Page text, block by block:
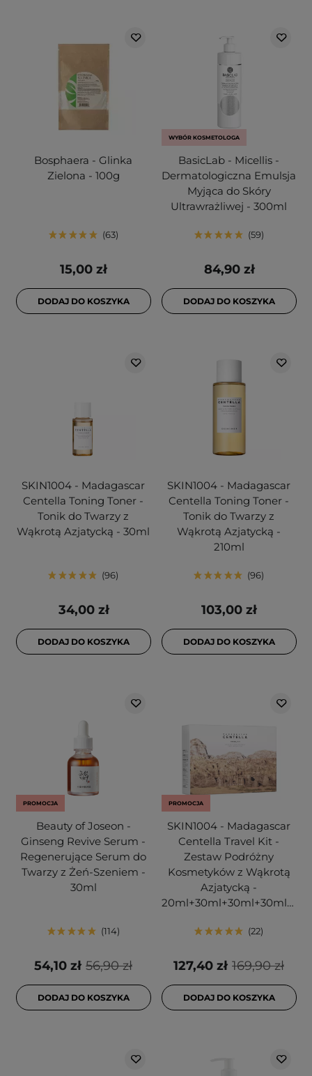
Bosphaera - Glinka
Zielona - 100g
63
15,00 zł
DODAJ DO KOSZYKA
WYBÓR KOSMETOLOGA
BasicLab - Micellis -
Dermatologiczna Emulsja
Myjąca do Skóry
Ultrawrażliwej - 300ml
59
84,90 zł
DODAJ DO KOSZYKA
SKIN1004 - Madagascar
Centella Toning Toner -
Tonik do Twarzy z
Wąkrotą Azjatycką - 30ml
96
34,00 zł
DODAJ DO KOSZYKA
SKIN1004 - Madagascar
Centella Toning Toner -
Tonik do Twarzy z
Wąkrotą Azjatycką -
210ml
96
103,00 zł
DODAJ DO KOSZYKA
PROMOCJA
Beauty of Joseon -
Ginseng Revive Serum -
Regenerujące Serum do
Twarzy z Żeń-Szeniem -
30ml
114
56,90 zł
54,10 zł
DODAJ DO KOSZYKA
PROMOCJA
SKIN1004 - Madagascar
Centella Travel Kit -
Zestaw Podróżny
Kosmetyków z Wąkrotą
Azjatycką -
20ml+30ml+30ml+30ml+30ml
22
169,90 zł
127,40 zł
DODAJ DO KOSZYKA